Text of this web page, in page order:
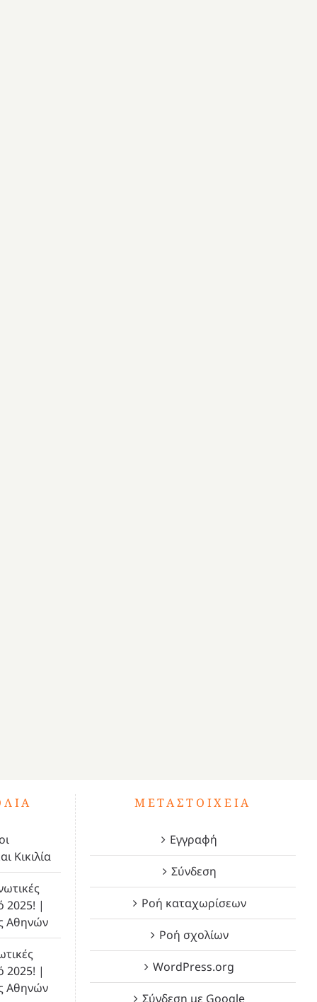
Κικιλία
2025! |
Αθηνών
2025! |
Αθηνών
ΜΕΤΑΣΤΟΙΧΕΊΑ
Εγγραφή
Σύνδεση
Ροή καταχωρίσεων
Ροή σχολίων
WordPress.org
Σύνδεση με Google